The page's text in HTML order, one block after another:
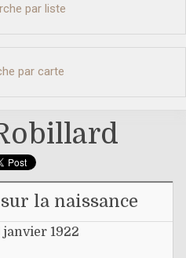
par liste
par carte
la naissance
1922